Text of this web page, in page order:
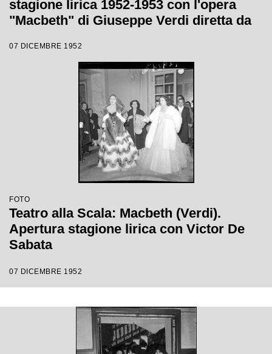
stagione lirica 1952-1953 con l'opera
"Macbeth" di Giuseppe Verdi diretta da
Ebert
07 DICEMBRE 1952
FOTO
Teatro alla Scala: Macbeth (Verdi).
Apertura stagione lirica con Victor De
Sabata
07 DICEMBRE 1952